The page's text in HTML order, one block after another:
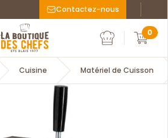
Contactez-nous
La Boutique des chefs
Mon compte
Mon
0
Cuisine Matériel de Cuisson